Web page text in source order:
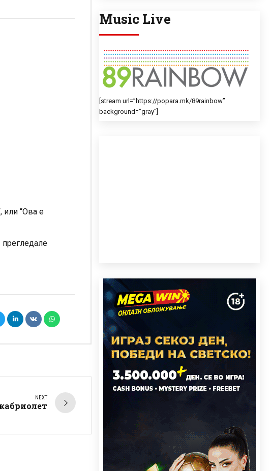
или “Ова е
прегледале
NEXT
Music Live
[stream url=”https://popara.mk/89rainbow”
background=”gray”]